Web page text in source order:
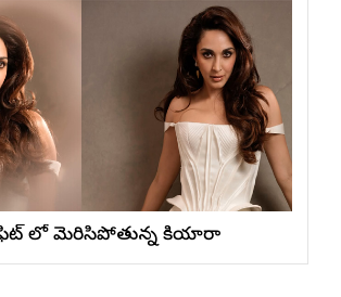
లో మెరిసిపోతున్న కియారా